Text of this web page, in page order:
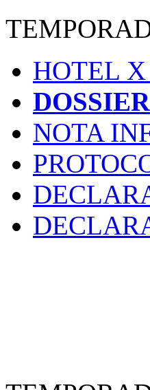
HOTEL
DOSSIER
NOTA